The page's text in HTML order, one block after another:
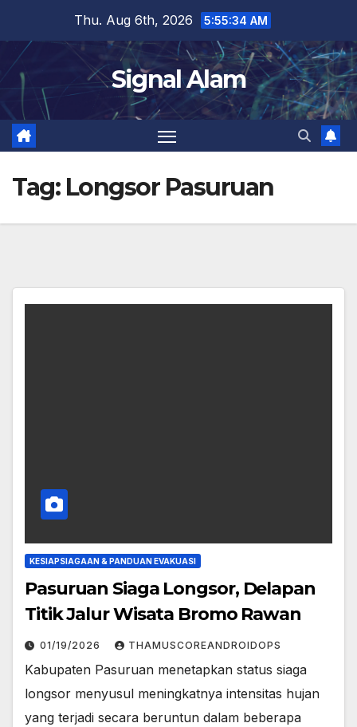
content
Thu. Aug 6th, 2026 5:55:35 AM
Signal Alam
Tag: Longsor Pasuruan
KESIAPSIAGAAN & PANDUAN EVAKUASI
Pasuruan Siaga Longsor, Delapan
Titik Jalur Wisata Bromo Rawan
01/19/2026 THAMUSCOREANDROIDOPS
Kabupaten Pasuruan menetapkan status siaga
longsor menyusul meningkatnya intensitas hujan
yang terjadi secara beruntun dalam beberapa